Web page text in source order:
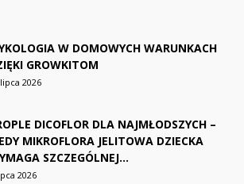
W DOMOWYCH WARUNKACH
GROWKITOM
2026
DICOFLOR DLA NAJMŁODSZYCH –
MIKROFLORA JELITOWA DZIECKA
SZCZEGÓLNEJ...
2026